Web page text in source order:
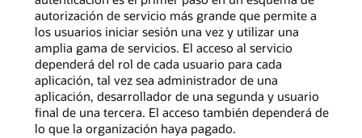
autorización de servicio más grande que permite a
los usuarios iniciar sesión una vez y utilizar una
amplia gama de servicios. El acceso al servicio
dependerá del rol de cada usuario para cada
aplicación, tal vez sea administrador de una
aplicación, desarrollador de una segunda y usuario
final de una tercera. El acceso también dependerá de
lo que la organización haya pagado.